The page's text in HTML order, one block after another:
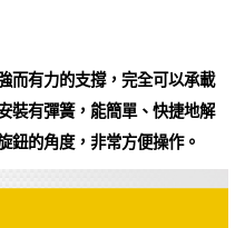
而有力的支撐，完全可以承載
裝有彈簧，能簡單、快捷地解
鈕的角度，非常方便操作。